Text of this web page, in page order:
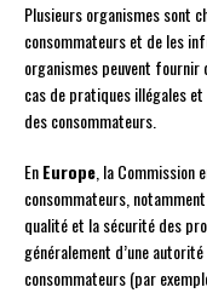
Plusieurs organismes sont
consommateurs et de les
organismes peuvent fournir
cas de pratiques illégales
des consommateurs.
EnEurope , la
consommateurs,
qualité et la sécurité des
généralement d’une
consommateurs (par